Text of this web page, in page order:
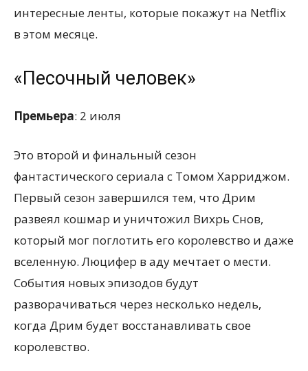
интересные ленты, которые покажут на Netflix
в этом месяце.
«Песочный человек»
Премьера: 2 июля
Это второй и финальный сезон
фантастического сериала с Томом Харриджом.
Первый сезон завершился тем, что Дрим
развеял кошмар и уничтожил Вихрь Снов,
который мог поглотить его королевство и даже
вселенную. Люцифер в аду мечтает о мести.
События новых эпизодов будут
разворачиваться через несколько недель,
когда Дрим будет восстанавливать свое
королевство.